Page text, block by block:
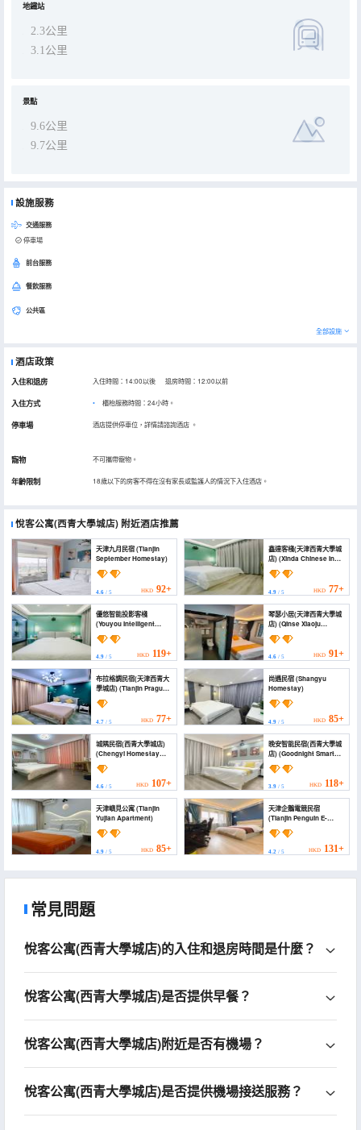
地鐵站
2.3公里
3.1公里
景點
9.6公里
9.7公里
設施服務
交通服務
停車場
前台服務
餐飲服務
公共區
全部設施
酒店政策
入住和退房 入住時間：14:00以後 退房時間：12:00以前
入住方式 櫃枱服務時間：24小時。
停車場 酒店提供停車位，詳情請諮詢酒店 。
寵物 不可攜帶寵物。
年齡限制 18歲以下的房客不得在沒有家長或監護人的情況下入住酒店。
悅客公寓(西青大學城店) 附近酒店推薦
天津九月民宿 (Tianjin
September Homestay)
4.6 / 5 HKD 92+
鑫達客棧(天津西青大學城
店) (Xinda Chinese Inn
(Tianjin Xiqing Meijiang
Exhibition Center & The
Olympic Center Area))
4.9/ 5 HKD 77+
優悠智能投影客棧
(Youyou Intelligent
Projection Inn)
4.9 / 5 HKD 119+
琴瑟小居(天津西青大學城
店) (Qinse Xiaoju
(Tianjin Xiqing
University Town))
4.6/ 5 HKD 91+
布拉格調民宿(天津西青大
學城店) (Tianjin Prague
Tiao Inn)
4.7 / 5 HKD 77+
尚遇民宿 (Shangyu
Homestay)
4.9/ 5 HKD 85+
城隅民宿(西青大學城店)
(Chengyi Homestay
(Xiqing University
Town))
4.6 / 5 HKD 107+
晚安智能民宿(西青大學城
店) (Goodnight Smart
Homestay (Xiqing
University Town))
3.9/ 5 HKD 118+
天津嶼見公寓 (Tianjin
Yujian Apartment)
4.9 / 5 HKD 85+
天津企鵝電競民宿
(Tianjin Penguin E-
sports Homestay)
4.2/ 5 HKD 131+
常見問題
悅客公寓(西青大學城店)的入住和退房時間是什麼？
悅客公寓(西青大學城店)是否提供早餐？
悅客公寓(西青大學城店)附近是否有機場？
悅客公寓(西青大學城店)是否提供機場接送服務？